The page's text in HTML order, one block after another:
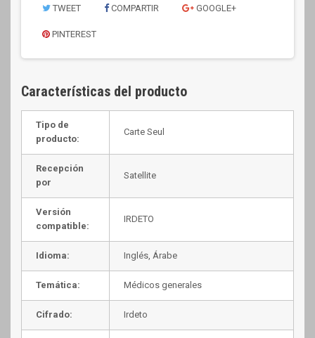
TWEET COMPARTIR GOOGLE+
PINTEREST
Características del producto
Tipo de
producto:
Carte Seul
Recepción
por
Satellite
Versión
compatible:
IRDETO
Idioma: Inglés, Árabe
Temática: Médicos generales
Cifrado: Irdeto